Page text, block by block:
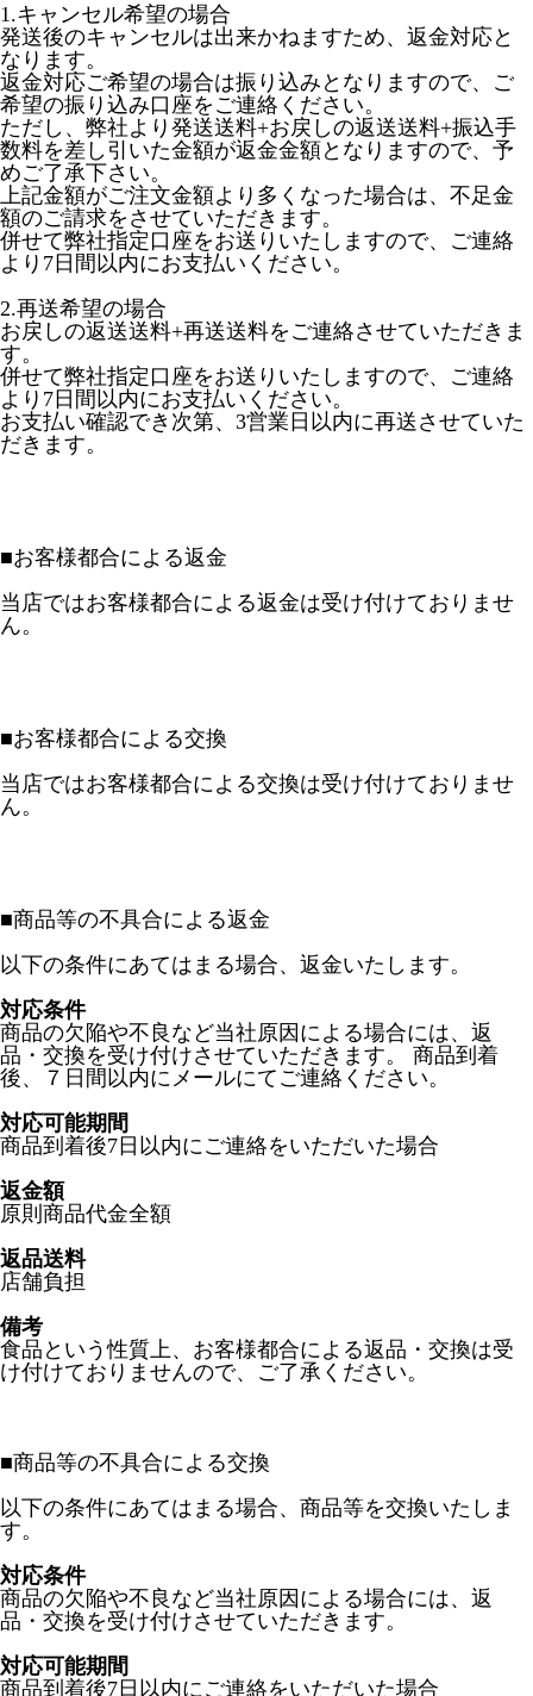
1.キャンセル希望の場合
発送後のキャンセルは出来かねますため、返金対応と
なります。
返金対応ご希望の場合は振り込みとなりますので、ご
希望の振り込み口座をご連絡ください。
ただし、弊社より発送送料+お戻しの返送送料+振込手
数料を差し引いた金額が返金金額となりますので、予
めご了承下さい。
上記金額がご注文金額より多くなった場合は、不足金
額のご請求をさせていただきます。
併せて弊社指定口座をお送りいたしますので、ご連絡
より7日間以内にお支払いください。
2.再送希望の場合
お戻しの返送送料+再送送料をご連絡させていただきま
す。
併せて弊社指定口座をお送りいたしますので、ご連絡
より7日間以内にお支払いください。
お支払い確認でき次第、3営業日以内に再送させていた
だきます。
■お客様都合による返金
当店ではお客様都合による返金は受け付けておりませ
ん。
■お客様都合による交換
当店ではお客様都合による交換は受け付けておりませ
ん。
■商品等の不具合による返金
以下の条件にあてはまる場合、返金いたします。
対応条件
商品の欠陥や不良など当社原因による場合には、返
品・交換を受け付けさせていただきます。 商品到着
後、７日間以内にメールにてご連絡ください。
対応可能期間
商品到着後7日以内にご連絡をいただいた場合
返金額
原則商品代金全額
返品送料
店舗負担
備考
食品という性質上、お客様都合による返品・交換は受
け付けておりませんので、ご了承ください。
■商品等の不具合による交換
以下の条件にあてはまる場合、商品等を交換いたしま
す。
対応条件
商品の欠陥や不良など当社原因による場合には、返
品・交換を受け付けさせていただきます。
対応可能期間
商品到着後7日以内にご連絡をいただいた場合